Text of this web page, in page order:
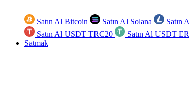
Satın Al Bitcoin Satın Al Solana Satın
Satın Al USDT TRC20
Satın Al USDT
Satmak